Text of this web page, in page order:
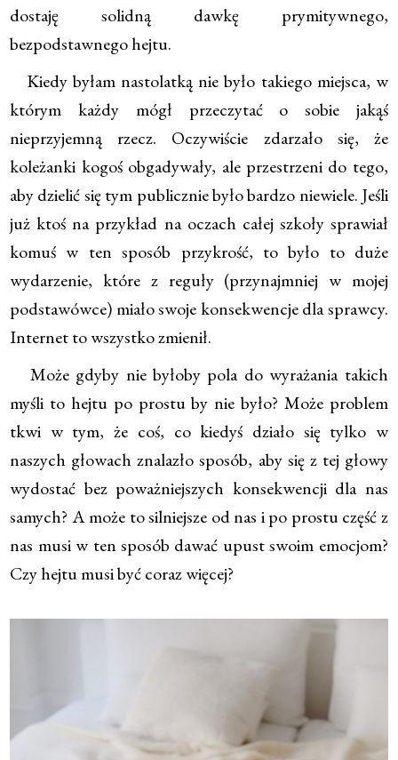
dostaję solidną dawkę prymitywnego,
bezpodstawnego hejtu.
Kiedy byłam nastolatką nie było takiego miejsca, w
którym każdy mógł przeczytać o sobie jakąś
nieprzyjemną rzecz. Oczywiście zdarzało się, że
koleżanki kogoś obgadywały, ale przestrzeni do tego,
aby dzielić się tym publicznie było bardzo niewiele. Jeśli
już ktoś na przykład na oczach całej szkoły sprawiał
komuś w ten sposób przykrość, to było to duże
wydarzenie, które z reguły (przynajmniej w mojej
podstawówce) miało swoje konsekwencje dla sprawcy.
Internet to wszystko zmienił.
Może gdyby nie byłoby pola do wyrażania takich
myśli to hejtu po prostu by nie było? Może problem
tkwi w tym, że coś, co kiedyś działo się tylko w
naszych głowach znalazło sposób, aby się z tej głowy
wydostać bez poważniejszych konsekwencji dla nas
samych? A może to silniejsze od nas i po prostu część z
nas musi w ten sposób dawać upust swoim emocjom?
Czy hejtu musi być coraz więcej?